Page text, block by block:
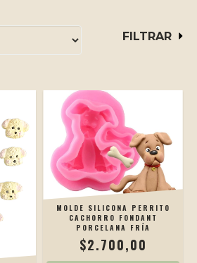
FILTRAR
MOLDE SILICONA PERRITO
CACHORRO FONDANT
PORCELANA FRÍA
$2.700,00